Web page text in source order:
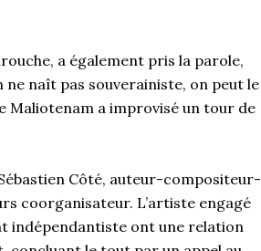
a également pris la parole,
naît pas souverainiste, on peut le
Maliotenam a improvisé un tour de
Côté, auteur-compositeur-
coorganisateur. L’artiste engagé
indépendantiste ont une relation